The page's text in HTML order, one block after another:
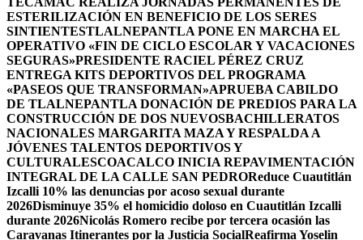
ESTERILIZACIÓN EN BENEFICIO DE LOS SERES
SINTIENTESTLALNEPANTLA PONE EN MARCHA EL
OPERATIVO «FIN DE CICLO ESCOLAR Y VACACIONES
SEGURAS»PRESIDENTE RACIEL PÉREZ CRUZ
ENTREGA KITS DEPORTIVOS DEL PROGRAMA
«PASEOS QUE TRANSFORMAN»APRUEBA CABILDO
DE TLALNEPANTLA DONACIÓN DE PREDIOS PARA LA
CONSTRUCCIÓN DE DOS NUEVOSBACHILLERATOS
NACIONALES MARGARITA MAZA Y RESPALDA A
JÓVENES TALENTOS DEPORTIVOS Y
CULTURALESCOACALCO INICIA REPAVIMENTACIÓN
INTEGRAL DE LA CALLE SAN PEDROReduce Cuautitlán
Izcalli 10% las denuncias por acoso sexual durante
2026Disminuye 35% el homicidio doloso en Cuautitlán Izcalli
durante 2026Nicolás Romero recibe por tercera ocasión las
Caravanas Itinerantes por la Justicia SocialReafirma Yoselin